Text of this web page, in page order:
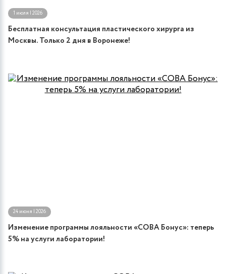
1 июля | 2026
Бесплатная консультация пластического хирурга из
Москвы. Только 2 дня в Воронеже!
24 июня | 2026
Изменение программы лояльности «СОВА Бонус»: теперь
5% на услуги лаборатории!